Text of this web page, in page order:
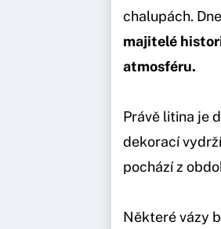
chalupách.
majitelé
atmosféru.
Právě litina je
dekorací
pochází z
Některé vázy